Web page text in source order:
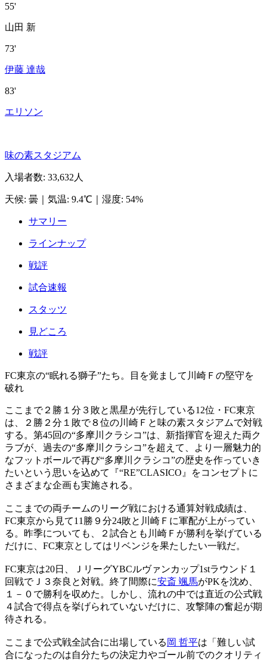
55'
山田 新
73'
伊藤 達哉
83'
エリソン
味の素スタジアム
入場者数: 33,632人
天候: 曇 気温: 9.4℃ 湿度: 54%
サマリー
ラインナップ
戦評
試合速報
スタッツ
見どころ
戦評
FC東京の“眠れる獅子”たち。目を覚まして川崎Ｆの堅守を
破れ
ここまで２勝１分３敗と黒星が先行している12位・FC東京
は、２勝２分１敗で８位の川崎Ｆと味の素スタジアムで対戦
する。第45回の“多摩川クラシコ”は、新指揮官を迎えた両ク
ラブが、過去の“多摩川クラシコ”を超えて、より一層魅力的
なフットボールで再び“多摩川クラシコ”の歴史を作っていき
たいという思いを込めて『“RE”CLASICO』をコンセプトに
さまざまな企画も実施される。
ここまでの両チームのリーグ戦における通算対戦成績は、
FC東京から見て11勝９分24敗と川崎Ｆに軍配が上がってい
る。昨季についても、２試合とも川崎Ｆが勝利を挙げている
だけに、FC東京としてはリベンジを果たしたい一戦だ。
FC東京は20日、ＪリーグYBCルヴァンカップ1stラウンド１
回戦でＪ３奈良と対戦。終了間際に安斎 颯馬がPKを沈め、
１－０で勝利を収めた。しかし、流れの中では直近の公式戦
４試合で得点を挙げられていないだけに、攻撃陣の奮起が期
待される。
ここまで公式戦全試合に出場している 岡 哲平は「難しい試
合になったのは自分たちの決定力やゴール前でのクオリティ